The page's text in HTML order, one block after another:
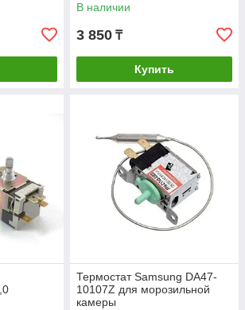
В наличии
3 850 ₸
Купить
Термостат Samsung DA47-
10107Z для морозильной
камеры